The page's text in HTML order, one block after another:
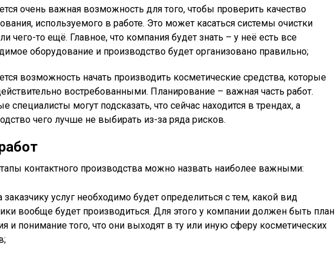
очень важная возможность для того, чтобы проверить качество
используемого в работе. Это может касаться системы очистки
чего-то ещё. Главное, что компания будет знать – у неё есть все
оборудование и производство будет организовано правильно;
возможность начать производить косметические средства, которые
востребованными. Планирование – важная часть работ.
специалисты могут подсказать, что сейчас находится в трендах, а
чего лучше не выбирать из-за ряда рисков.
контактного производства можно назвать наиболее важными:
заказчику услуг необходимо будет определиться с тем, какой вид
вообще будет производиться. Для этого у компании должен быть план
и понимание того, что они выходят в ту или иную сферу косметических